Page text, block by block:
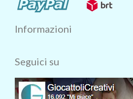
Informazioni
Seguici su